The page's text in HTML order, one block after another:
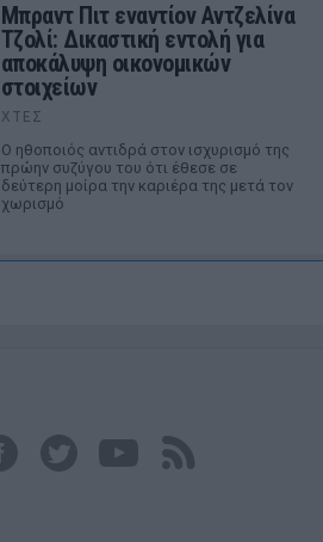
Μπραντ Πιτ εναντίον Αντζελίνα
Τζολί: Δικαστική εντολή για
αποκάλυψη οικονομικών
στοιχείων
ΧΤΕΣ
Ο ηθοποιός αντιδρά στον ισχυρισμό της
πρώην συζύγου του ότι έθεσε σε
δεύτερη μοίρα την καριέρα της μετά τον
χωρισμό